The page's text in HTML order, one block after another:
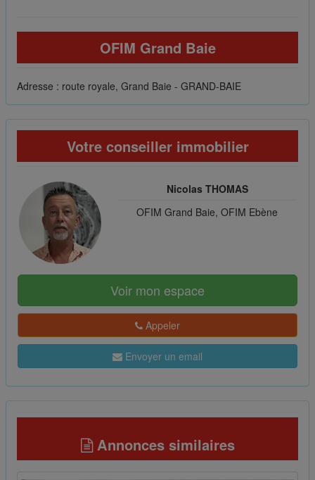
OFIM Grand Baie
Adresse : route royale, Grand Baie - GRAND-BAIE
Votre conseiller immobilier
Nicolas THOMAS
OFIM Grand Baie, OFIM Ebène
Voir mon espace
Appeler
Envoyer un email
Annonces similaires